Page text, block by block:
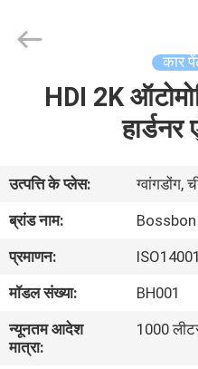
हमारे
बारे
कारखाना
Co.,Ltd..
कार
HDI 2K
हार्डनर
उत्पत्ति के प्लेस:
ग्वांगडोंग,
ब्रांड नाम:
Bossbon
प्रमाणन:
मॉडल संख्या:
BH001
न्यूनतम आदेश
मात्रा:
1000